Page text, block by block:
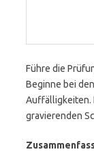
Führe die
Beginne bei
Auffälligkeiten.
gravierenden